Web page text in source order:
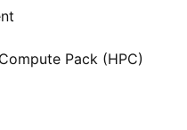
Pack (HPC)